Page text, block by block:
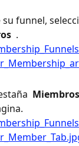
funnel,
.
Miembros